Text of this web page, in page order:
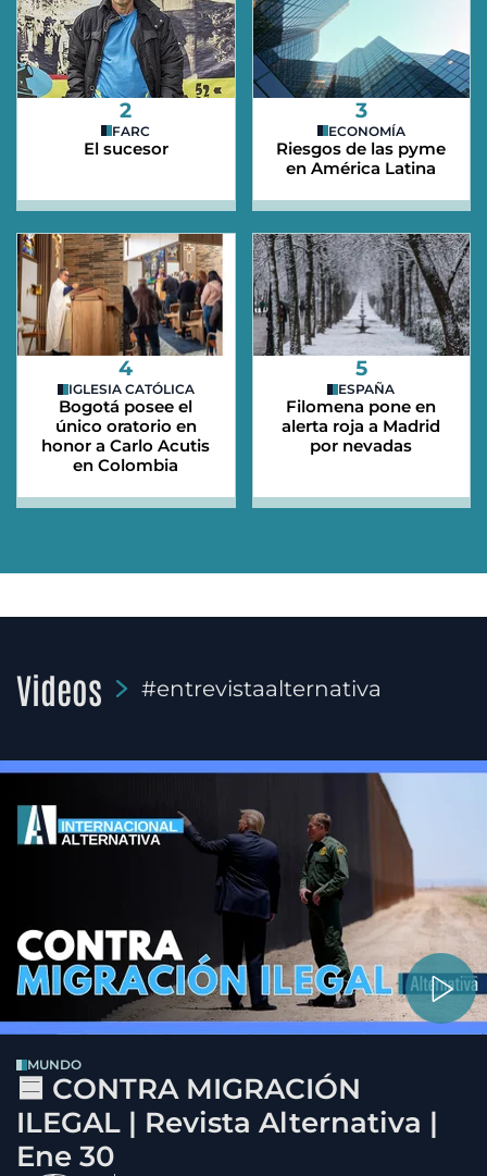
2
FARC
El sucesor
3
ECONOMÍA
Riesgos de las pyme
en América Latina
4
IGLESIA CATÓLICA
Bogotá posee el
único oratorio en
honor a Carlo Acutis
en Colombia
5
ESPAÑA
Filomena pone en
alerta roja a Madrid
por nevadas
Videos #entrevistaalternativa
MUNDO
🟦 CONTRA MIGRACIÓN
ILEGAL | Revista Alternativa |
Ene 30